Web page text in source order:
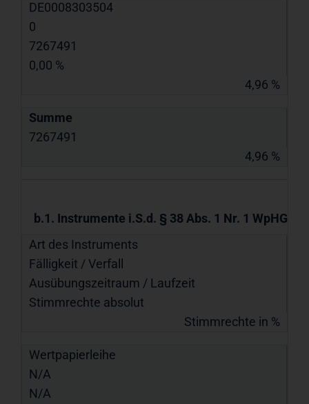
DE0008303504
0
7267491
0,00 %
4,96 %
Summe
7267491
4,96 %
b.1. Instrumente i.S.d. § 38 Abs. 1 Nr. 1 WpHG
Art des Instruments
Fälligkeit / Verfall
Ausübungs­zeitraum / Laufzeit
Stimmrechte absolut
Stimmrechte in %
Wertpapierleihe
N/A
N/A